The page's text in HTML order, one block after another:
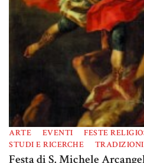
ARTE EVENTI FESTE
STUDI E RICERCHE
TRADIZIONI
Festa di S. Michele